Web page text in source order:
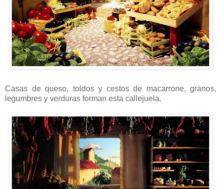
Casas de queso, toldos y cestos de macarrone, granos,
legumbres y verduras forman esta callejuela.